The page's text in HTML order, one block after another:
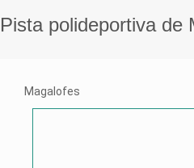
Pista polideportiva de
Magalofes